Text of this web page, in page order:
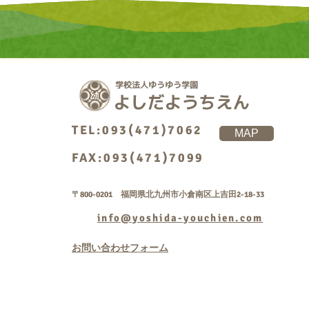
TEL:093(471)7062
FAX:093(471)7099
MAP
〒800-0201 福岡県北九州市小倉南区上吉田2-18-33
info@yoshida-youchien.com
お問い合わせフォーム